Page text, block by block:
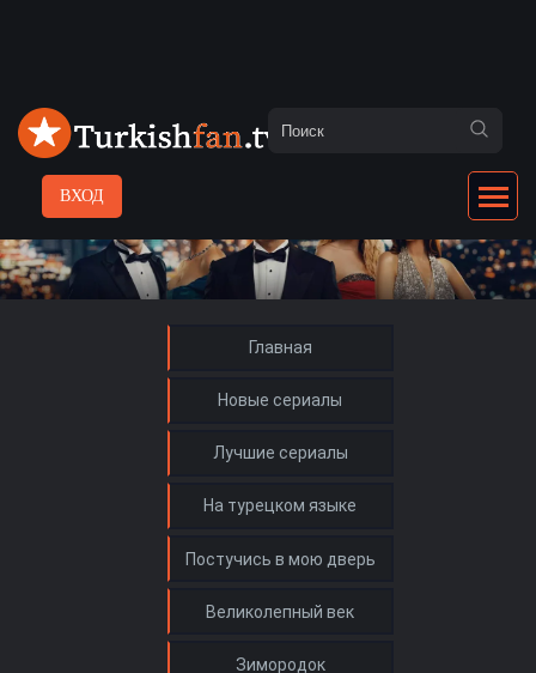
ВХОД
Главная
Новые сериалы
Лучшие сериалы
На турецком языке